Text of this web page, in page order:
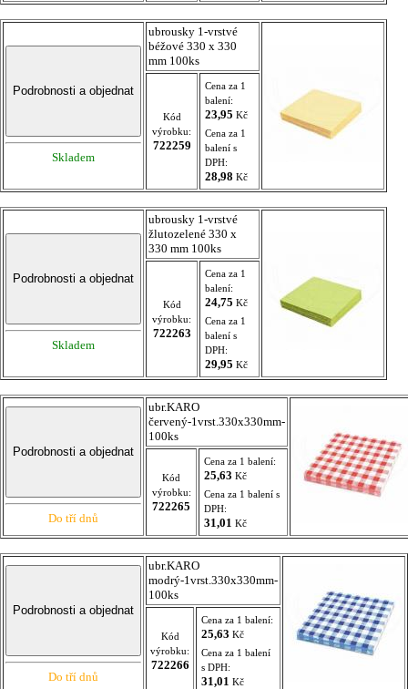
Skladem
ubrousky 1-vrstvé
béžové 330 x 330
mm 100ks
Kód
výrobku:
722259
Cena za 1
balení:
23,95 Kč
Cena za 1
balení s
DPH:
28,98 Kč
Skladem
ubrousky 1-vrstvé
žlutozelené 330 x
330 mm 100ks
Kód
výrobku:
722263
Cena za 1
balení:
24,75 Kč
Cena za 1
balení s
DPH:
29,95 Kč
Do tří dnů
ubr.KARO
červený-1vrst.330x330mm-
100ks
Kód
výrobku:
722265
Cena za 1 balení:
25,63 Kč
Cena za 1 balení s
DPH:
31,01 Kč
Do tří dnů
ubr.KARO
modrý-1vrst.330x330mm-
100ks
Kód
výrobku:
722266
Cena za 1 balení:
25,63 Kč
Cena za 1 balení
s DPH:
31,01 Kč